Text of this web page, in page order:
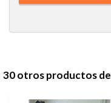
30 otros productos